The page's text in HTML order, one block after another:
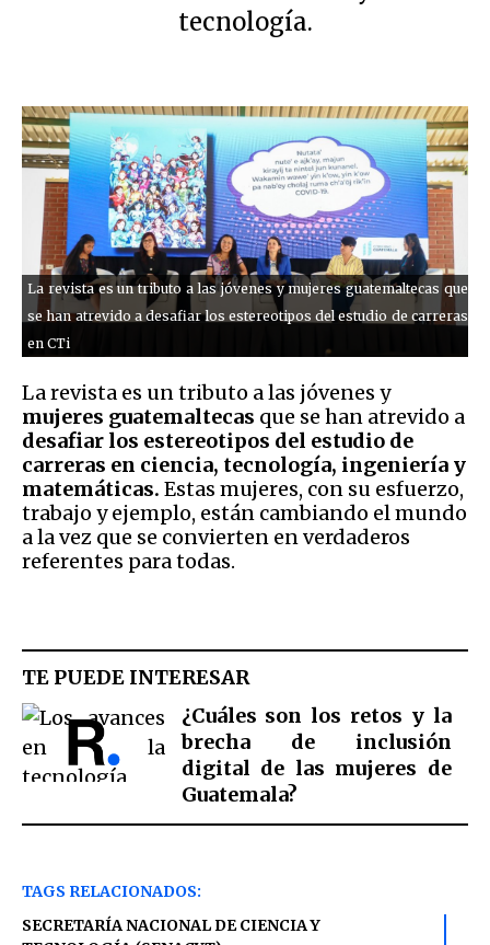
tecnología.
La revista es un tributo a las jóvenes y mujeres guatemaltecas que
se han atrevido a desafiar los estereotipos del estudio de carreras
en CTi
La revista es un tributo a las jóvenes y
mujeres guatemaltecas que se han atrevido a
desafiar los estereotipos del estudio de
carreras en ciencia, tecnología, ingeniería y
matemáticas. Estas mujeres, con su esfuerzo,
trabajo y ejemplo, están cambiando el mundo
a la vez que se convierten en verdaderos
referentes para todas.
TE PUEDE INTERESAR
¿Cuáles son los retos y la
brecha de inclusión
digital de las mujeres de
Guatemala?
TAGS RELACIONADOS:
SECRETARÍA NACIONAL DE CIENCIA Y